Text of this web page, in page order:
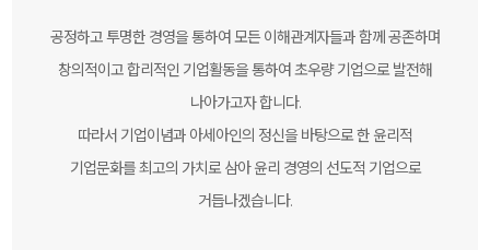
공정하고 투명한 경영을 통하여 모든 이해관계자들과 함께 공존하며
창의적이고 합리적인 기업활동을 통하여 초우량 기업으로 발전해
나아가고자 합니다.
따라서 기업이념과 아세아인의 정신을 바탕으로 한 윤리적
기업문화를 최고의 가치로 삼아 윤리 경영의 선도적 기업으로
거듭나겠습니다.